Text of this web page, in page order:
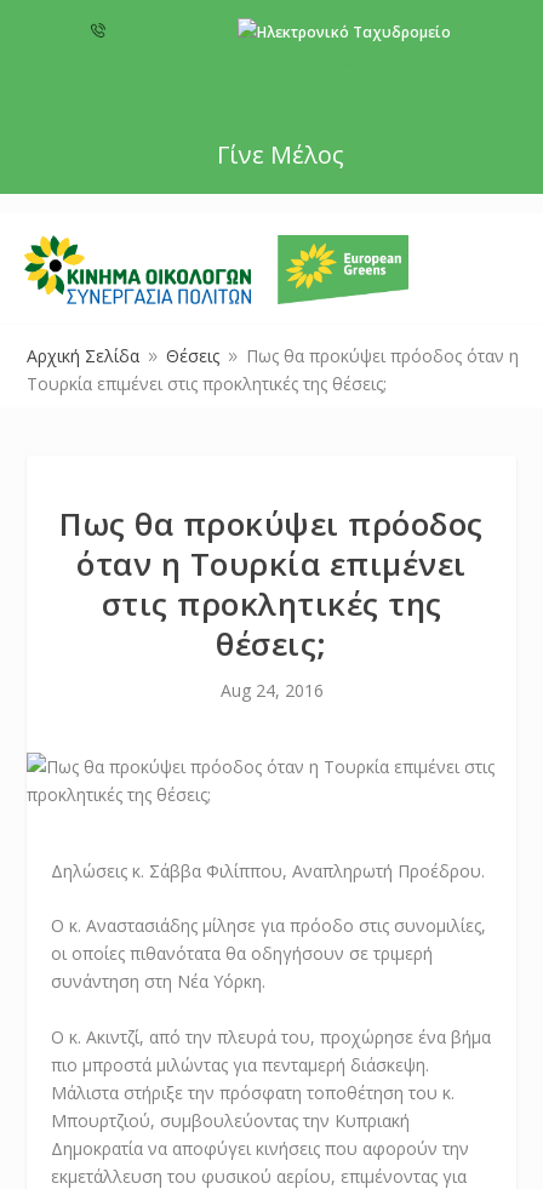
Γίνε Μέλος
Αρχική Σελίδα 9 Θέσεις 9
Πως θα προκύψει πρόοδος όταν η
Τουρκία επιμένει στις προκλητικές της θέσεις;
Πως θα προκύψει πρόοδος
όταν η Τουρκία επιμένει
στις προκλητικές της
θέσεις;
Aug 24, 2016
Δηλώσεις κ. Σάββα Φιλίππου, Αναπληρωτή Προέδρου.
Ο κ. Αναστασιάδης μίλησε για πρόοδο στις συνομιλίες,
οι οποίες πιθανότατα θα οδηγήσουν σε τριμερή
συνάντηση στη Νέα Υόρκη.
Ο κ. Ακιντζί, από την πλευρά του, προχώρησε ένα βήμα
πιο μπροστά μιλώντας για πενταμερή διάσκεψη.
Μάλιστα στήριξε την πρόσφατη τοποθέτηση του κ.
Μπουρτζιού, συμβουλεύοντας την Κυπριακή
Δημοκρατία να αποφύγει κινήσεις που αφορούν την
εκμετάλλευση του φυσικού αερίου, επιμένοντας για